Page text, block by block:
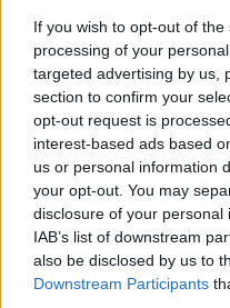
If you wish to opt-out of
processing of your
targeted advertising by us,
section to confirm your
opt-out request is
interest-based ads based
us or personal information
your opt-out. You may
disclosure of your
IAB’s list of downstream
also be disclosed by us to
Downstream Participants
Vaizdai iš tragiškos
vaiko gyvybių išgelbėti
Žinios | Lietuvos diena
Savaitės vidurys